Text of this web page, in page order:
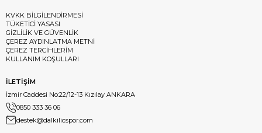
KVKK BİLGİLENDİRMESİ
TÜKETİCİ YASASI
GİZLİLİK VE GÜVENLİK
ÇEREZ AYDINLATMA METNİ
ÇEREZ TERCİHLERİM
KULLANIM KOŞULLARI
İLETİŞİM
İzmir Caddesi No:22/12-13 Kızılay ANKARA
0850 333 36 06
destek@dalkilicspor.com